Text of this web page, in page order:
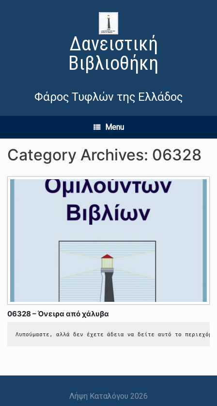
Δανειστική
Βιβλιοθήκη
Φάρος Τυφλών της Ελλάδος
Menu
Category Archives: 06328
06328 – Όνειρα από χάλυβα
Λυπούμαστε, αλλά δεν έχετε άδεια να δείτε αυτό το
Λήψη Καταλόγου 2026